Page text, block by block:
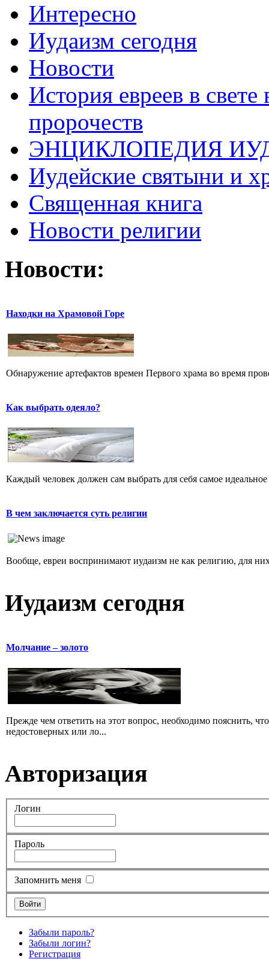
Интересно
Иудаизм сегодня
Новости
История евреев в
пророчеств
ЭНЦИКЛОПЕДИЯ
Иудейские святыни и
Священная книга
Новости религии
Новости:
Находки на Храмовой Горе
Обнаружение артефактов времен Первого храма во время
Как выбрать одеяло?
Каждый человек должен сам выбрать для себя самое
В чем заключается суть религии
Вообще, евреи воспринимают иудаизм не как религию, для
Иудаизм сегодня
Молчание – золото
Прежде чем ответить на этот вопрос, необходимо пояснить,
недостоверных или ло...
Авторизация
Логин
Пароль
Запомнить меня
Забыли пароль?
Забыли логин?
Регистрация